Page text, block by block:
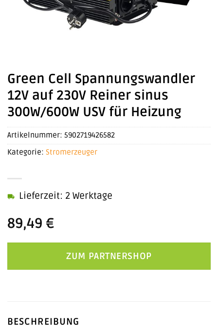
Green Cell Spannungswandler
12V auf 230V Reiner sinus
300W/600W USV für Heizung
89,49 €
Lieferzeit: 2 Werktage
ZUM PARTNERSHOP
Artikelnummer: 5902719426582
Kategorie: Stromerzeuger
BESCHREIBUNG